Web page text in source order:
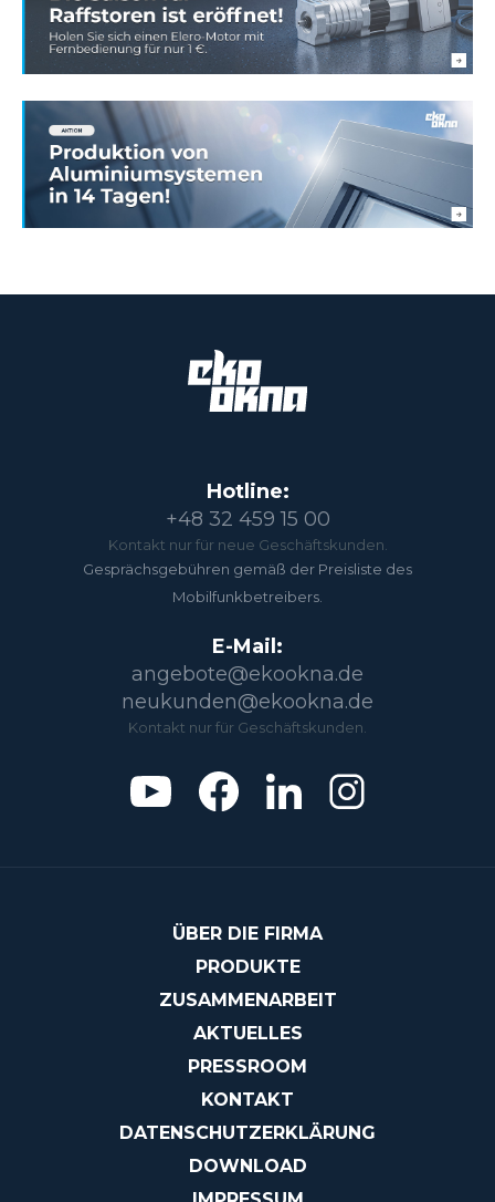
Hotline:
+48 32 459 15 00
Kontakt nur für neue Geschäftskunden.
Gesprächsgebühren gemäß der Preisliste des
Mobilfunkbetreibers.
E-Mail:
angebote@ekookna.de
neukunden@ekookna.de
Kontakt nur für Geschäftskunden.
ÜBER DIE FIRMA
PRODUKTE
ZUSAMMENARBEIT
AKTUELLES
PRESSROOM
KONTAKT
DATENSCHUTZERKLÄRUNG
DOWNLOAD